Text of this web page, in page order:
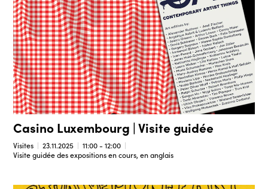
Casino Luxembourg | Visite guidée
Visites 23.11.2025
11:00 - 12:00
Visite guidée des expositions en cours, en anglais